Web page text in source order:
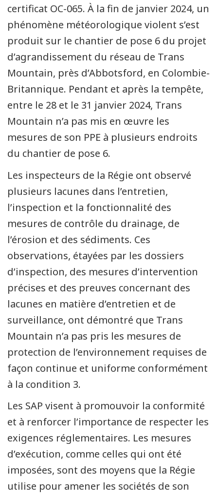
certificat OC-065. À la fin de janvier 2024, un
phénomène météorologique violent s’est
produit sur le chantier de pose 6 du projet
d’agrandissement du réseau de Trans
Mountain, près d’Abbotsford, en Colombie-
Britannique. Pendant et après la tempête,
entre le 28 et le 31 janvier 2024, Trans
Mountain n’a pas mis en œuvre les
mesures de son PPE à plusieurs endroits
du chantier de pose 6.
Les inspecteurs de la Régie ont observé
plusieurs lacunes dans l’entretien,
l’inspection et la fonctionnalité des
mesures de contrôle du drainage, de
l’érosion et des sédiments. Ces
observations, étayées par les dossiers
d’inspection, des mesures d’intervention
précises et des preuves concernant des
lacunes en matière d’entretien et de
surveillance, ont démontré que Trans
Mountain n’a pas pris les mesures de
protection de l’environnement requises de
façon continue et uniforme conformément
à la condition 3.
Les SAP visent à promouvoir la conformité
et à renforcer l’importance de respecter les
exigences réglementaires. Les mesures
d’exécution, comme celles qui ont été
imposées, sont des moyens que la Régie
utilise pour amener les sociétés de son